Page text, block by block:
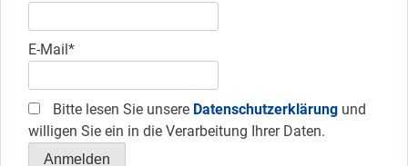
E-Mail*
Bitte lesen Sie unsere Datenschutzerklärung und
willigen Sie ein in die Verarbeitung Ihrer Daten.